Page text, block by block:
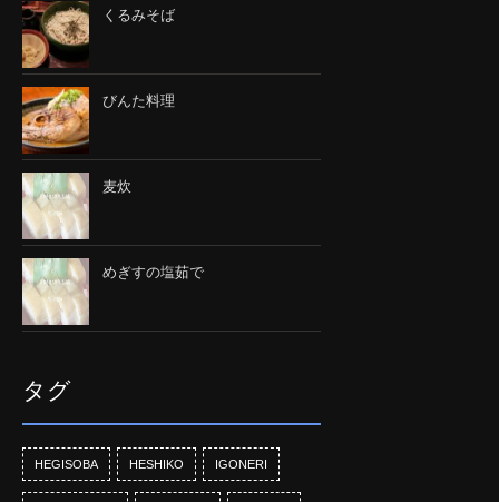
くるみそば
びんた料理
麦炊
めぎすの塩茹で
タグ
HEGISOBA HESHIKO IGONERI